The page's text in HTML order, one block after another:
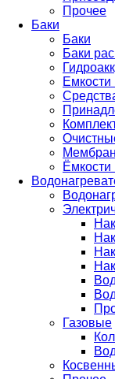
Прочее
Баки
Баки
Баки
Емкости
Ёмкости
Газовые